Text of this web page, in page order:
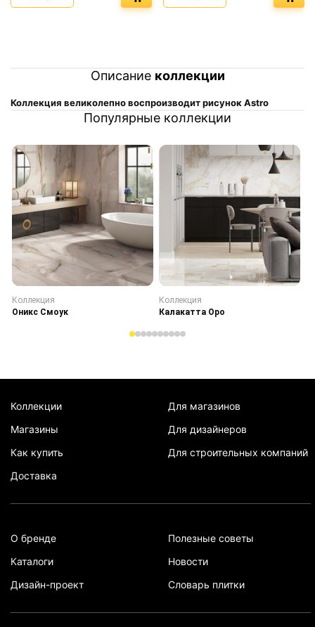
Описание коллекции
Коллекция великолепно воспроизводит рисунок Astro
Популярные коллекции
Коллекция
Оникс Смоук
Коллекция
Калакатта Оро
Коллекции
Магазины
Как купить
Доставка
Для магазинов
Для дизайнеров
Для строительных компаний
О бренде
Каталоги
Дизайн-проект
Полезные советы
Новости
Словарь плитки